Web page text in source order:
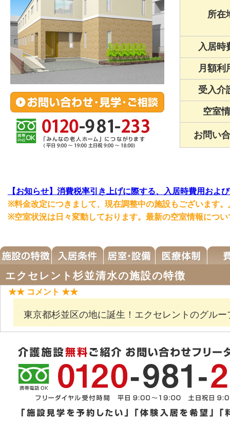
所在
入居時
月額利
受入介
空室
お問い
【お知らせ】消費税率引き上げに際する、入居時費用およ
※料金改定につきまして、現在調整中の施設もございます
※空室状況は日々変動しております。最新の空室情報につ
エクセレント杉並清水の施設の特徴
★★ コメント ★★
東京都杉並区の地に誕生！エクセレントのグル